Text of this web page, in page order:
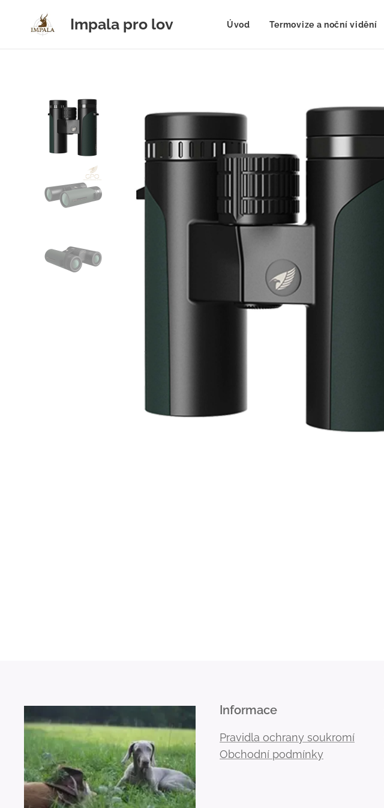
Impala pro lov Úvod Termovize a noční vidění
Informace
Pravidla ochrany soukromí
Obchodní podmínky